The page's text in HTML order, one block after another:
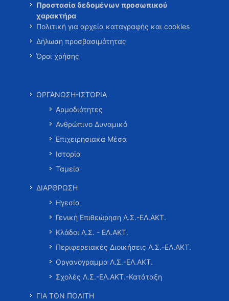
Προστασία δεδομένων προσωπικού
χαρακτήρα
Πολιτική για αρχεία καταγραφής και cookies
Δήλωση προσβασιμότητας
Όροι χρήσης
ΟΡΓΑΝΩΣΗ-ΙΣΤΟΡΙΑ
Αρμοδιότητες
Ανθρώπινο Δυναμικό
Επιχειρησιακά Μέσα
Ιστορία
Ταμεία
ΔΙΑΡΘΡΩΣΗ
Ηγεσία
Γενική Επιθεώρηση Λ.Σ.-ΕΛ.ΑΚΤ.
Κλάδοι Λ.Σ. - ΕΛ.ΑΚΤ.
Περιφερειακές Διοικήσεις Λ.Σ.-ΕΛ.ΑΚΤ.
Οργανόγραμμα Λ.Σ.-ΕΛ.ΑΚΤ.
Σχολές Λ.Σ.-ΕΛ.ΑΚΤ.-Κατάταξη
ΓΙΑ ΤΟΝ ΠΟΛΙΤΗ